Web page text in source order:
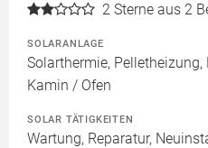
2 Sterne aus 2
SOLARANLAGE
Solarthermie,
Kamin / Ofen
SOLAR TÄTIGKEITEN
Wartung, Reparatur,